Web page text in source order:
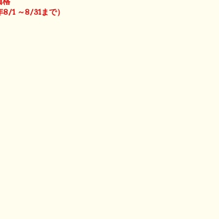
8/1 ～8/31まで）